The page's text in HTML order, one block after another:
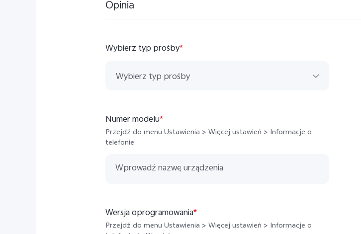
Opinia
Wybierz typ prośby*
Wybierz typ prośby
Sugestie i uwagi
Numer modelu*
Przejdź do menu Ustawienia > Więcej ustawień > Informacje o
telefonie
Wersja oprogramowania*
Przejdź do menu Ustawienia > Więcej ustawień > Informacje o